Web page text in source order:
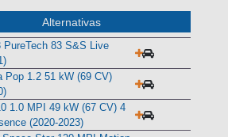
Alternativas
PureTech 83 S&S Live
Pop 1.2 51 kW (69 CV)
1.0 MPI 49 kW (67 CV) 4
(2020-2023)